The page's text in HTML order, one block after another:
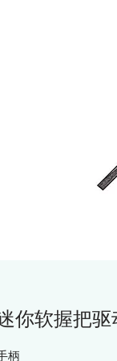
你软握把驱
柄